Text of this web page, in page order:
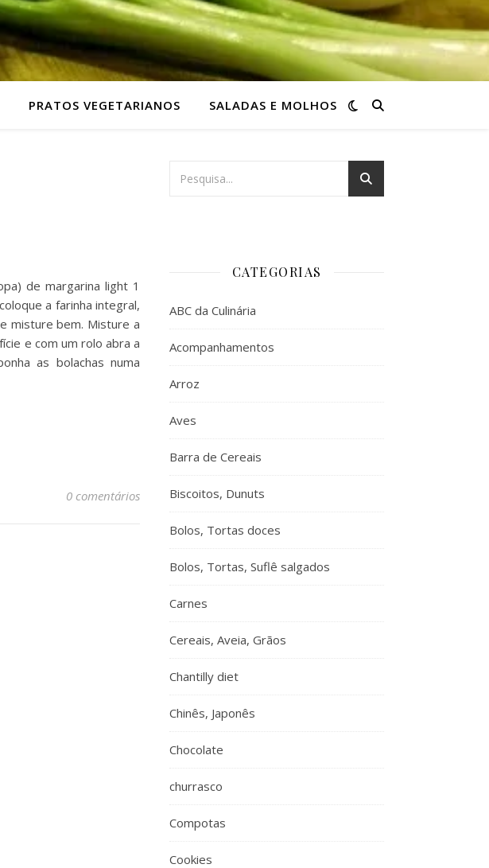
PRATOS VEGETARIANOS SALADAS E MOLHOS
de margarina light 1
a farinha integral,
misture bem. Misture a
e com um rolo abra a
as bolachas numa
0 comentários
CATEGORIAS
ABC da Culinária
Acompanhamentos
Arroz
Aves
Barra de Cereais
Biscoitos, Dunuts
Bolos, Tortas doces
Bolos, Tortas, Suflê salgados
Carnes
Cereais, Aveia, Grãos
Chantilly diet
Chinês, Japonês
Chocolate
churrasco
Compotas
Cookies